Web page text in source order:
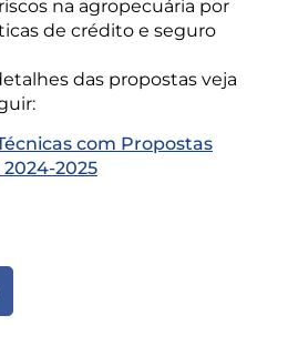
na agropecuária por
de crédito e seguro
das propostas veja
com Propostas
2025